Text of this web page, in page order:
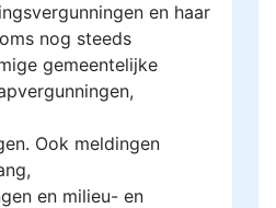
en haar
nog steeds
gemeentelijke
Ook meldingen
en milieu- en